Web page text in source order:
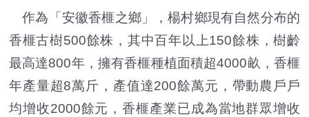
作為「安徽香榧之鄉」，楊村鄉現有自然分布的
香榧古樹500餘株，其中百年以上150餘株，樹齡
最高達800年，擁有香榧種植面積超4000畝，香榧
年產量超8萬斤，產值達200餘萬元，帶動農戶戶
均增收2000餘元，香榧產業已成為當地群眾增收